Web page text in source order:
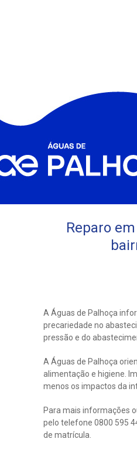
Reparo
A Águas de Palhoça
precariedade no
pressão e do
A Águas de Palhoça
alimentação e higiene.
menos os impactos da
Para mais informações
pelo telefone 0800 595
de matrícula.